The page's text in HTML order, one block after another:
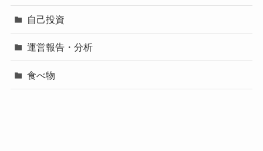
自己投資
運営報告・分析
食べ物